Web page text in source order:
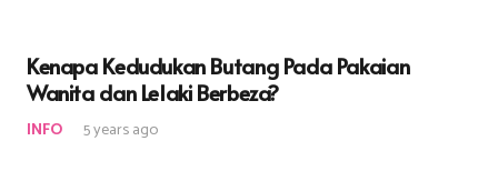
Kenapa Kedudukan Butang Pada Pakaian
Wanita dan Lelaki Berbeza?
INFO 5 years ago